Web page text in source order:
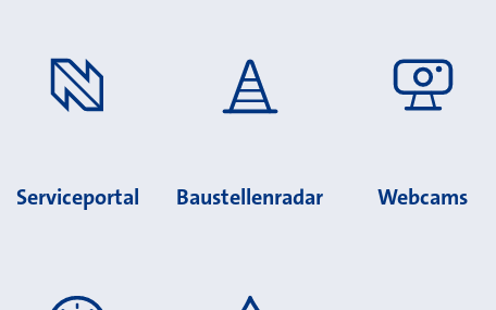
Serviceportal Baustellenradar Webcams